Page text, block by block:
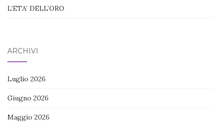
L’ETA’ DELL’ORO
ARCHIVI
Luglio 2026
Giugno 2026
Maggio 2026